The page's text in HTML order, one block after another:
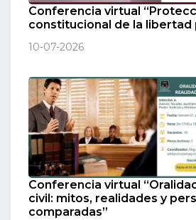
Conferencia virtual
constitucional de la libertad
10-07-2026
Conferencia virtual
civil: mitos, realidades y
comparadas”